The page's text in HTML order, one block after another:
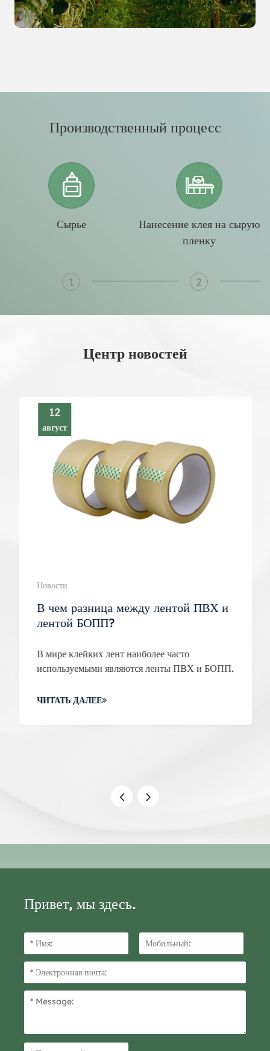
Производственный процесс
Сырье
1
Нанесение клея на сырую
пленку
2
Центр новостей
12
август
Новости
В чем разница между лентой ПВХ и
лентой БОПП?
В мире клейких лент наиболее часто
используемыми являются ленты ПВХ и БОПП.
ЧИТАТЬ ДАЛЕЕ
Привет, мы здесь.